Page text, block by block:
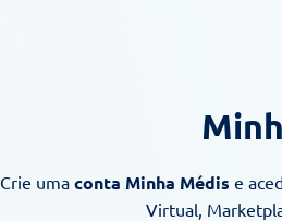
Crie uma conta Minha Médis e
Virtual,